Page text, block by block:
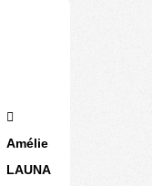
Amélie
LAUNA